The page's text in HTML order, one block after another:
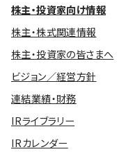
株主・投資家向け情報
株主・株式関連情報
株主・投資家の皆さまへ
ビジョン／経営方針
連結業績・財務
IRライブラリー
IRカレンダー